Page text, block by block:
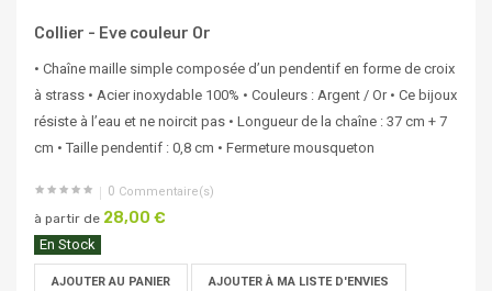
Collier - Eve couleur Or
• Chaîne maille simple composée d’un pendentif en forme de croix
à strass • Acier inoxydable 100% • Couleurs : Argent / Or • Ce bijoux
résiste à l’eau et ne noircit pas • Longueur de la chaîne : 37 cm + 7
cm • Taille pendentif : 0,8 cm • Fermeture mousqueton
0 Commentaire(s)
à partir de 28,00 €
En Stock
AJOUTER AU PANIER AJOUTER À MA LISTE D'ENVIES